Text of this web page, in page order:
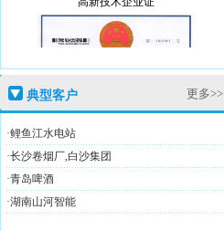
典型客户 更多>>
·鲤鱼江水电站
·长沙卷烟厂,白沙集团
·青岛啤酒
·湖南山河智能